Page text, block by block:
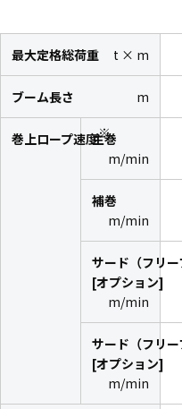
最大定格総荷重 t × m
ブーム長さ m
巻上ロープ速度※
主巻
m/min
補巻
m/min
サード（フリ
[オプション]
m/min
サード（フリー
[オプション]
m/min